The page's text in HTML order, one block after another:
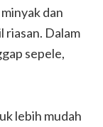
dan
riasan. Dalam
sepele,
lebih mudah